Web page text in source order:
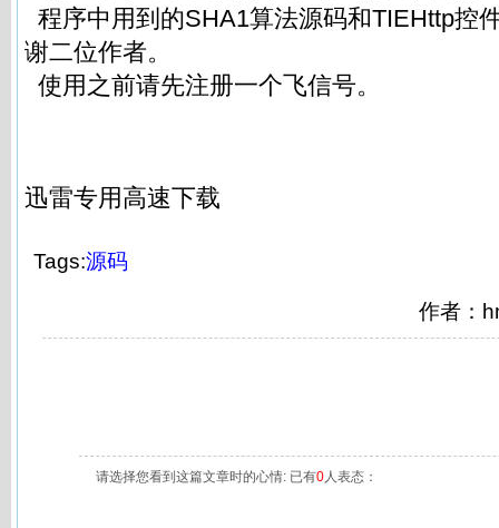
程序中用到的SHA1算法源码和TIEHttp控
谢二位作者。
使用之前请先注册一个飞信号。
迅雷专用高速下载
Tags:源码
作者：
请选择您看到这篇文章时的心情: 已有0人表态：